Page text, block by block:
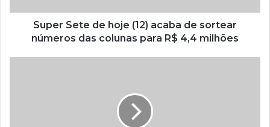
Super Sete de hoje (12) acaba de sortear
números das colunas para R$ 4,4 milhões